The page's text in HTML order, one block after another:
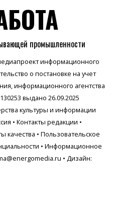
промышленности
информационного
о постановке на учет
информационного агентства
выдано 26.09.2025
культуры и информации
• Контакты редакции •
качества • Пользовательское
• Информационное
• Дизайн: